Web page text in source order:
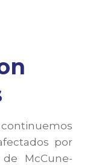
por
McCune-